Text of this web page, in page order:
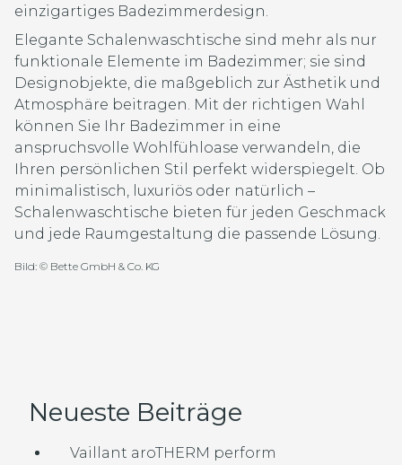
einzigartiges Badezimmerdesign.
Elegante Schalenwaschtische sind mehr als nur
funktionale Elemente im Badezimmer; sie sind
Designobjekte, die maßgeblich zur Ästhetik und
Atmosphäre beitragen. Mit der richtigen Wahl
können Sie Ihr Badezimmer in eine
anspruchsvolle Wohlfühloase verwandeln, die
Ihren persönlichen Stil perfekt widerspiegelt. Ob
minimalistisch, luxuriös oder natürlich –
Schalenwaschtische bieten für jeden Geschmack
und jede Raumgestaltung die passende Lösung.
Bild: © Bette GmbH & Co. KG
Neueste Beiträge
Vaillant aroTHERM perform